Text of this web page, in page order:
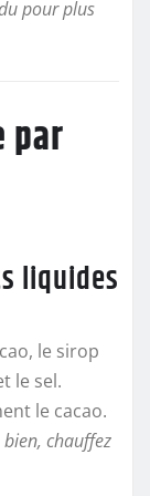
pour plus
par
liquides
le sirop
le sel.
le cacao.
bien, chauffez